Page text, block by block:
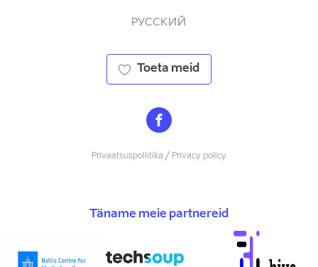
РУССКИЙ
Toeta meid
Privaatsuspoliitika / Privacy policy
Täname meie partnereid